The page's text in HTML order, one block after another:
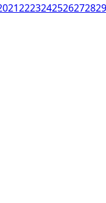
212223242526272829